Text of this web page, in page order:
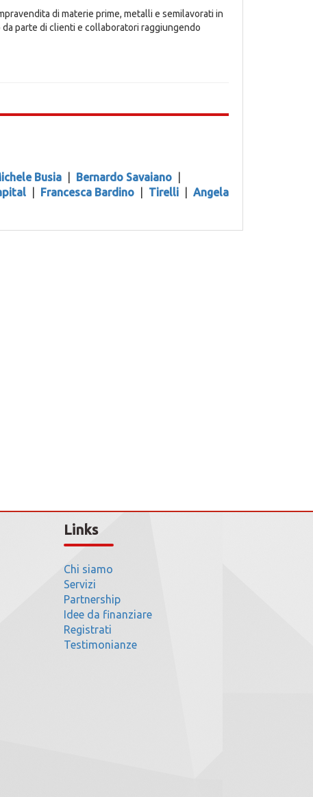
di materie prime, metalli e semilavorati in
parte di clienti e collaboratori raggiungendo
Busia Bernardo Savaiano
Francesca Bardino Tirelli
Angela
Links
Chi siamo
Servizi
Partnership
Idee da finanziare
Registrati
Testimonianze